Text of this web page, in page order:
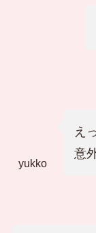
yukko
え
意